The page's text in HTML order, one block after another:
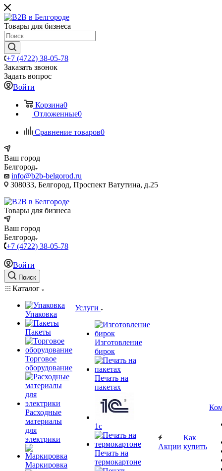
Товары для бизнеса
+7 (4722) 38-05-78
Заказать звонок
Задать вопрос
Войти
Корзина0
Отложенные0
Сравнение товаров0
Ваш город
Белгород
info@b2b-belgorod.ru
308033, Белгород, Проспект Ватутина, д.25
Товары для бизнеса
Ваш город
Белгород
+7 (4722) 38-05-78
Войти
Поиск
Каталог
Упаковка
Пакеты
Торговое
оборудование
Расходные
материалы
для
электрики
Маркировка
Услуги
Изготовление
бирок
Печать на
пакетах
1c
Печать на
термокартоне
Акции
Как
купить